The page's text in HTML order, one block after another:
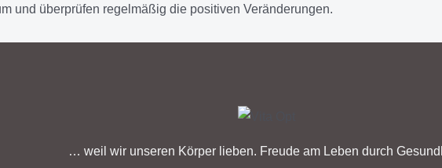
und überprüfen regelmäßig die positiven Veränderungen.
… weil wir unseren Körper lieben. Freude am Leben durch